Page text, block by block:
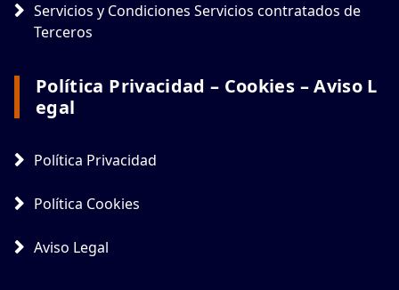
Servicios y Condiciones Servicios contratados de
Terceros
Política Privacidad – Cookies – Aviso L
Egal
Política Privacidad
Política Cookies
Aviso Legal